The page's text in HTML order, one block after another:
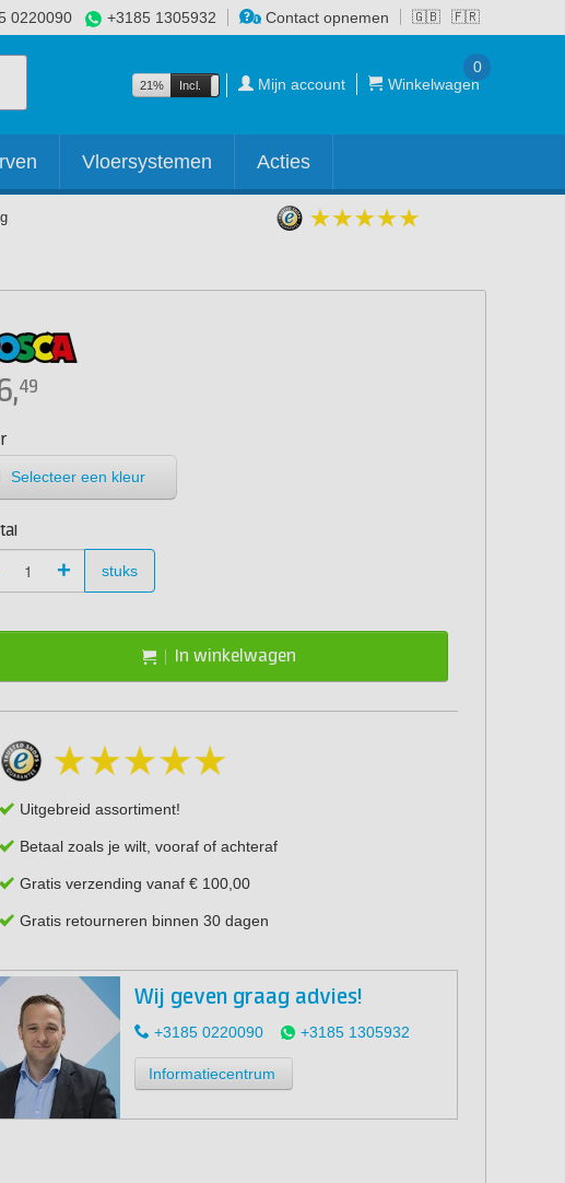
🇬🇧 🇫🇷
0220090 +3185 1305932 Contact opnemen
21% Incl. Excl. Mijn account Winkelwagen
0
Vloersystemen Acties
49
Selecteer een kleur
+ stuks
In winkelwagen
Uitgebreid assortiment!
Betaal zoals je wilt, vooraf of achteraf
Gratis verzending vanaf € 100,00
Gratis retourneren binnen 30 dagen
Wij geven graag advies!
+3185 0220090 +3185 1305932
Informatiecentrum